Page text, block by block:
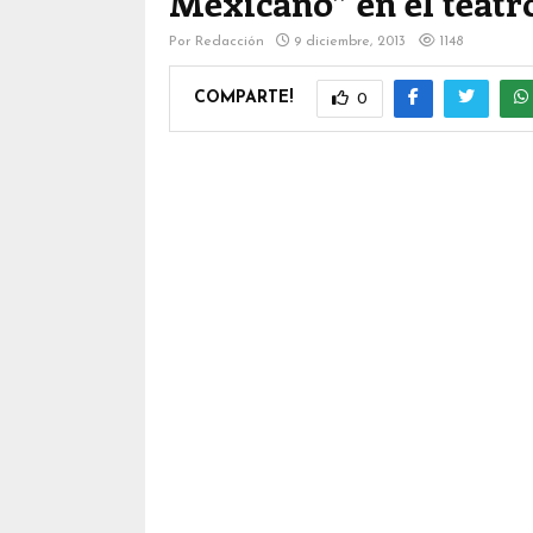
Por Redacción 9 diciembre, 2013 1148
COMPARTE! 0